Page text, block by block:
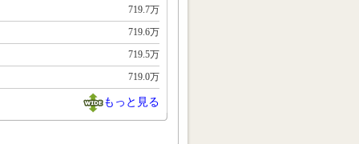
719.7万
719.6万
719.5万
719.0万
もっと見る